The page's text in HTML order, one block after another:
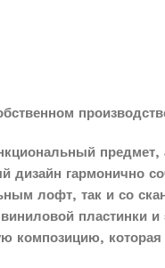
предмет,
гармонично
лофт, так и со
пластинки и
композицию, которая